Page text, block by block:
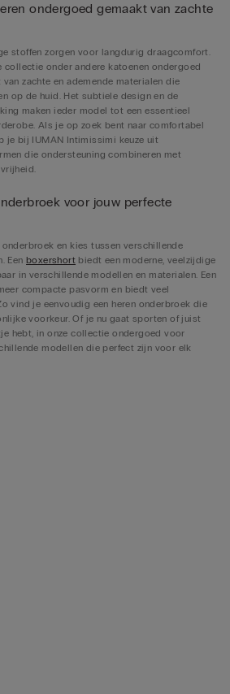
ondergoed gemaakt van zachte
stoffen zorgen voor langdurig draagcomfort.
collectie onder andere katoenen ondergoed
zachte en ademende materialen die
op de huid. Het subtiele design en de
maken ieder model tot een essentieel
Als je op zoek bent naar comfortabel
je bij IUMAN Intimissimi keuze uit
die ondersteuning combineren met
voor jouw perfecte
en kies tussen verschillende
Eenboxershort biedt een moderne, veelzijdige
in verschillende modellen en materialen. Een
compacte pasvorm en biedt veel
vind je eenvoudig een heren onderbroek die
voorkeur. Of je nu gaat sporten of juist
hebt, in onze collectie ondergoed voor
modellen die perfect zijn voor elk